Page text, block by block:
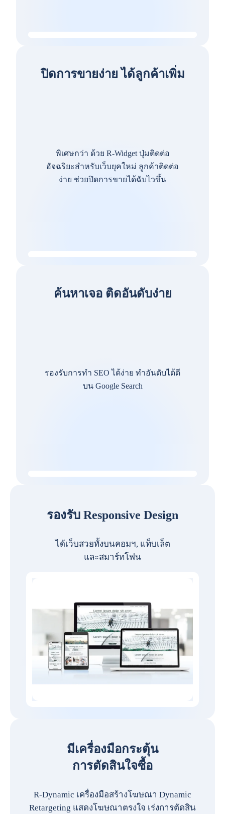
ปิดการขายง่าย ได้ลูกค้าเพิ่ม
พิเศษกว่า ด้วย R-Widget ปุ่มติดต่อ
อัจฉริยะสำหรับเว็บยุคใหม่ ลูกค้าติดต่อ
ง่าย ช่วยปิดการขายได้ฉับไวขึ้น
ค้นหาเจอ ติดอันดับง่าย
รองรับการทำ SEO ได้ง่าย ทำอันดับได้ดี
บน Google Search
รองรับ Responsive Design
ได้เว็บสวยทั้งบนคอมฯ, แท็บเล็ต
และสมาร์ทโฟน
มีเครื่องมือกระตุ้น
การตัดสินใจซื้อ
R-Dynamic เครื่องมือสร้างโฆษณา Dynamic
Retargeting แสดงโฆษณาตรงใจ เร่งการตัดสิน